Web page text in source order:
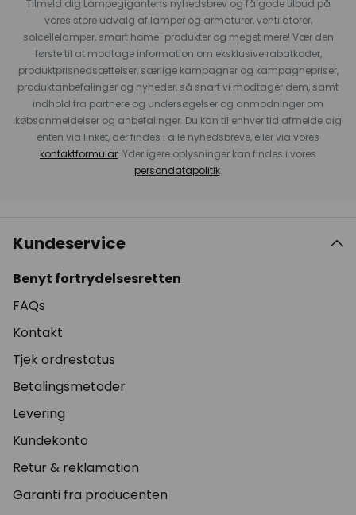
Tilmeld dig Lampegigantens nyhedsbrev og få gode tilbud på
vores store udvalg af lamper og armaturer, ventilatorer,
solcellelamper, smart home-produkter og meget mere! Vær den
første til at modtage information om eksklusive rabatkoder,
produktprisnedsættelser, særlige kampagner og kampagnepriser,
produktanbefalinger og nyheder, så snart vi modtager dem, samt
indhold fra partnere og undersøgelser og anmodninger om
købsanmeldelser og anbefalinger. Du kan til enhver tid afmelde dig
enten via linket, der findes i alle nyhedsbreve, eller via vores
kontaktformular. Yderligere oplysninger kan findes i vores
persondatapolitik.
Kundeservice
Benyt fortrydelsesretten
FAQs
Kontakt
Tjek ordrestatus
Betalingsmetoder
Levering
Kundekonto
Retur & reklamation
Garanti fra producenten